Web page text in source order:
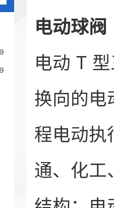
电动球
电动 T
换向的电
程电动执
通、化工